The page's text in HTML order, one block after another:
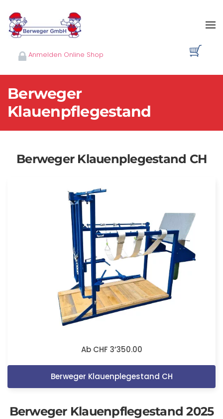
Skip to main content
Anmelden Online Shop
Berweger
Klauenpflegestand
Berweger Klauenplegestand CH
Ab CHF 3’350.00
Berweger Klauenplegestand CH
Berweger Klauenpflegestand 2025